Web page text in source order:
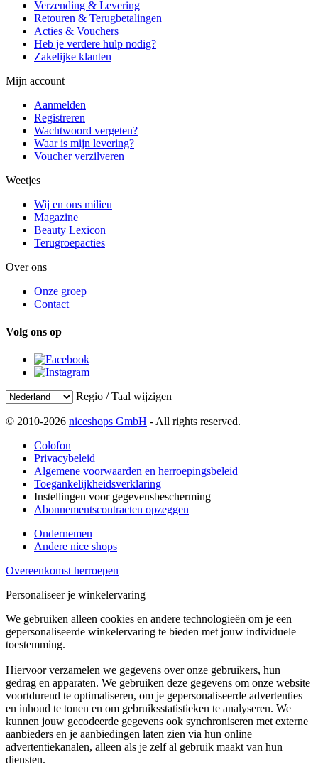
Verzending & Levering
Retouren & Terugbetalingen
Acties & Vouchers
Heb je verdere hulp nodig?
Zakelijke klanten
Mijn account
Aanmelden
Registreren
Wachtwoord vergeten?
Waar is mijn levering?
Voucher verzilveren
Weetjes
Wij en ons milieu
Magazine
Beauty Lexicon
Terugroepacties
Over ons
Onze groep
Contact
Volg ons op
Regio / Taal wijzigen
© 2010-2026 niceshops GmbH - All rights reserved.
Colofon
Privacybeleid
Algemene voorwaarden en herroepingsbeleid
Toegankelijkheidsverklaring
Instellingen voor gegevensbescherming
Abonnementscontracten opzeggen
Ondernemen
Andere nice shops
Overeenkomst herroepen
Personaliseer je winkelervaring
We gebruiken alleen cookies en andere technologieën om je een
gepersonaliseerde winkelervaring te bieden met jouw individuele
toestemming.
Hiervoor verzamelen we gegevens over onze gebruikers, hun
gedrag en apparaten. We gebruiken deze gegevens om onze website
voortdurend te optimaliseren, om je gepersonaliseerde advertenties
en inhoud te tonen en om gebruiksstatistieken te analyseren. We
kunnen jouw gecodeerde gegevens ook synchroniseren met externe
aanbieders en je aanbiedingen laten zien via hun online
advertentiekanalen, alleen als je zelf al gebruik maakt van hun
diensten.